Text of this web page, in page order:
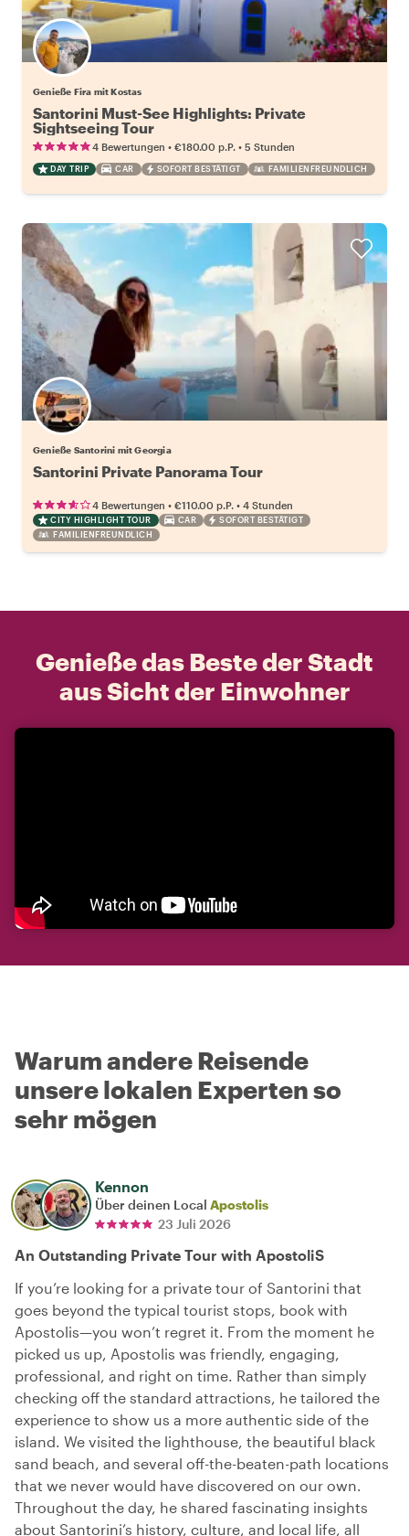
Genieße Fira mit Kostas
Santorini Must-See Highlights: Private
Sightseeing Tour
4 Bewertungen • €180.00 p.P. • 5 Stunden
DAY TRIP CAR SOFORT BESTÄTIGT FAMILIENFREUNDLICH
Genieße Santorini mit Georgia
Santorini Private Panorama Tour
4 Bewertungen • €110.00 p.P. • 4 Stunden
CITY HIGHLIGHT TOUR CAR
SOFORT BESTÄTIGT
FAMILIENFREUNDLICH
Genieße das Beste der Stadt
aus Sicht der Einwohner
Warum andere Reisende
unsere lokalen Experten so
sehr mögen
Kennon
Über deinen Local Apostolis
23 Juli 2026
An Outstanding Private Tour with ApostoliS
If you’re looking for a private tour of Santorini that
goes beyond the typical tourist stops, book with
Apostolis—you won’t regret it. From the moment he
picked us up, Apostolis was friendly, engaging,
professional, and right on time. Rather than simply
checking off the standard attractions, he tailored the
experience to show us a more authentic side of the
island. We visited the lighthouse, the beautiful black
sand beach, and several off-the-beaten-path locations
that we never would have discovered on our own.
Throughout the day, he shared fascinating insights
about Santorini’s history, culture, and local life, all